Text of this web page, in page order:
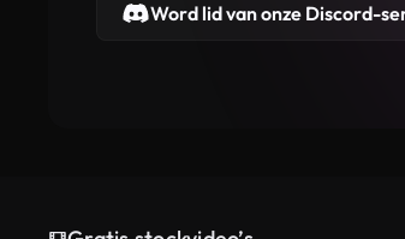
Word lid van onze Discord-